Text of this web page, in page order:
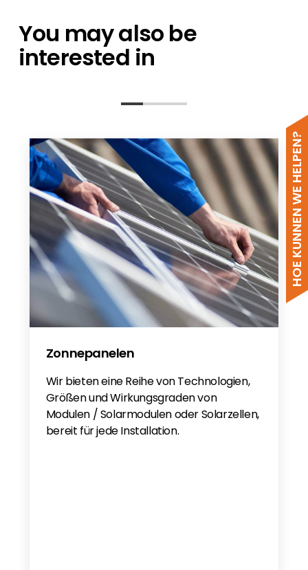
HOE KUNNEN WE HELPEN?
You may also be
interested in
Zonnepanelen
Wir bieten eine Reihe von Technologien,
Größen und Wirkungsgraden von
Modulen / Solarmodulen oder Solarzellen,
bereit für jede Installation.